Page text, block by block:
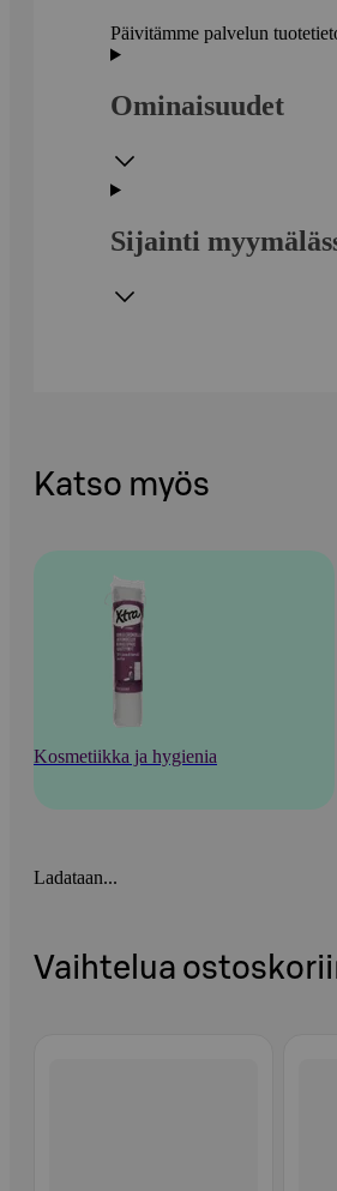
Päivitämme palvelun
Ominaisuudet
Sijainti
Katso myös
Kosmetiikka ja hygienia
Ladataan...
Vaihtelua